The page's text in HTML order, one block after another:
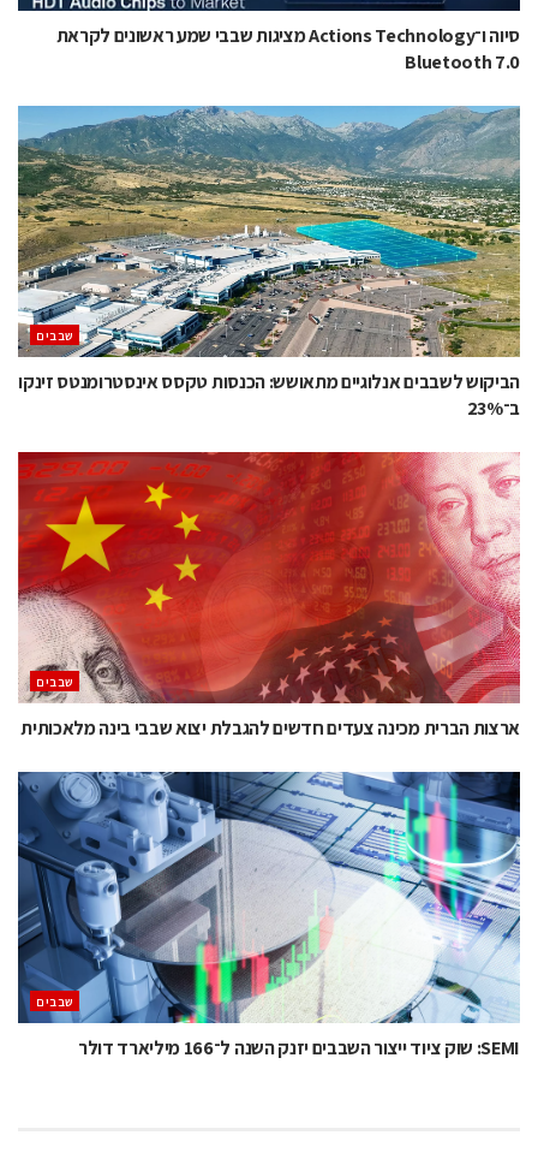
סיוה ו־Actions Technology מציגות שבבי שמע ראשונים לקראת
Bluetooth 7.0
‫שבבים‬
הביקוש לשבבים אנלוגיים מתאושש: הכנסות טקסס אינסטרומנטס זינקו
ב־23%
‫שבבים‬
ארצות הברית מכינה צעדים חדשים להגבלת יצוא שבבי בינה מלאכותית
‫שבבים‬
SEMI: שוק ציוד ייצור השבבים יזנק השנה ל־166 מיליארד דולר